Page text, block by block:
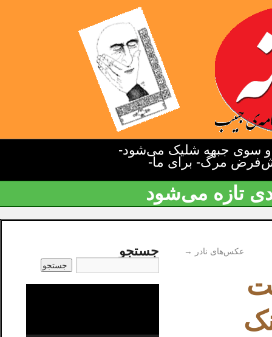
سوی جبهه شلیک می‌شود-
مرگ- برای ما-
تازه می‌شود
عکس‌های نادر → جستجو